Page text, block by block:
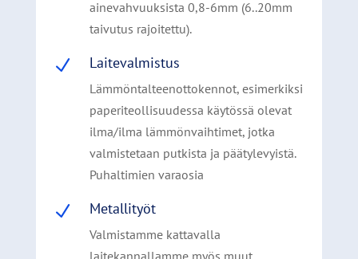
ainevahvuuksista 0,8-6mm (6..20mm
taivutus rajoitettu).
N Laitevalmistus
Lämmöntalteenottokennot, esimerkiksi
paperiteollisuudessa käytössä olevat
ilma/ilma lämmönvaihtimet, jotka
valmistetaan putkista ja päätylevyistä.
Puhaltimien varaosia
N Metallityöt
Valmistamme kattavalla